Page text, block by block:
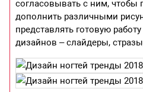
согласовывать с ним,
дополнить различными
представлять готовую
дизайнов – слайдеры,